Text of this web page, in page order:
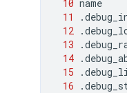
10 name
11
12
13
14
15
16